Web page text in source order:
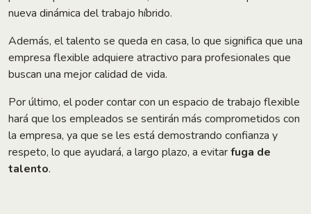
nueva dinámica del trabajo híbrido.
Además, el talento se queda en casa, lo que significa que una
empresa flexible adquiere atractivo para profesionales que
buscan una mejor calidad de vida.
Por último, el poder contar con un espacio de trabajo flexible
hará que los empleados se sentirán más comprometidos con
la empresa, ya que se les está demostrando confianza y
respeto, lo que ayudará, a largo plazo, a evitarfuga de
talento.